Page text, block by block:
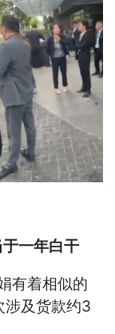
一年白干
有着相似的
涉及货款约3